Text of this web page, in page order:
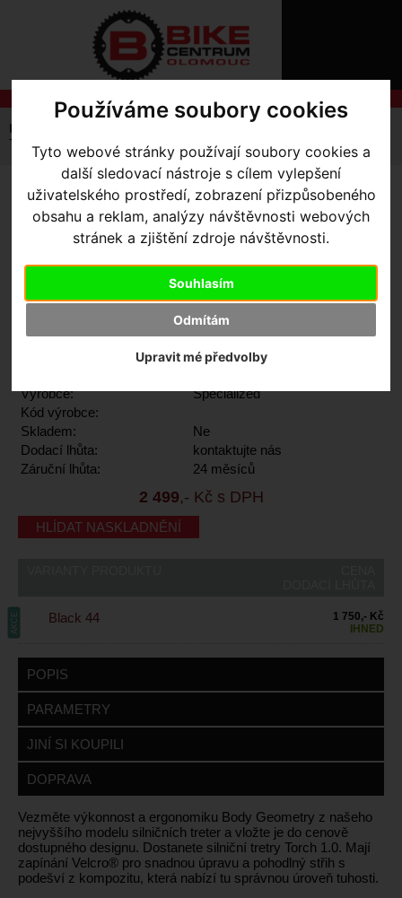
Používáme soubory cookies
Tyto webové stránky používají soubory cookies a
další sledovací nástroje s cílem vylepšení
uživatelského prostředí, zobrazení přizpůsobeného
obsahu a reklam, analýzy návštěvnosti webových
stránek a zjištění zdroje návštěvnosti.
Souhlasím
Odmítám
Upravit mé předvolby
NÁKUPU
SLUŽBY
ZTRATILI
Úvodní strana
Torch 1.0 Road Shoes 2020 suchý zip
TORCH 1.0 ROAD SHOES
2020 SUCHÝ ZIP- Team
Yellow 48
Výrobce:
Specialized
Kód výrobce:
Skladem:
Ne
Dodací lhůta:
kontaktujte nás
Záruční lhůta:
24 měsíců
2 499,- Kč s DPH
HLÍDAT NASKLADNĚNÍ
AKCE Black 44
1 750,- Kč
IHNED
POPIS
PARAMETRY
JINÍ SI KOUPILI
DOPRAVA
Vezměte výkonnost a ergonomiku Body Geometry z našeho
nejvyššího modelu silničních treter a vložte je do cenově
dostupného designu. Dostanete silniční tretry Torch 1.0. Mají
zapínání Velcro® pro snadnou úpravu a pohodlný střih s
podešví z kompozitu, která nabízí tu správnou úroveň tuhosti.